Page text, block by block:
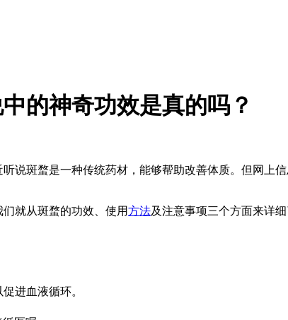
的神奇功效是真的吗？
说斑蝥是一种传统药材，能够帮助改善体质。但网上
就从斑蝥的功效、使用方法及注意事项三个方面来详细
进血液循环。